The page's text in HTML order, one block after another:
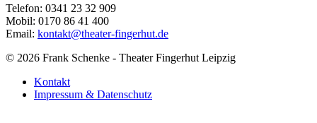
Telefon: 0341 23 32 909
Mobil: 0170 86 41 400
Email: kontakt@theater-fingerhut.de
© 2026 Frank Schenke - Theater Fingerhut Leipzig
Kontakt
Impressum & Datenschutz